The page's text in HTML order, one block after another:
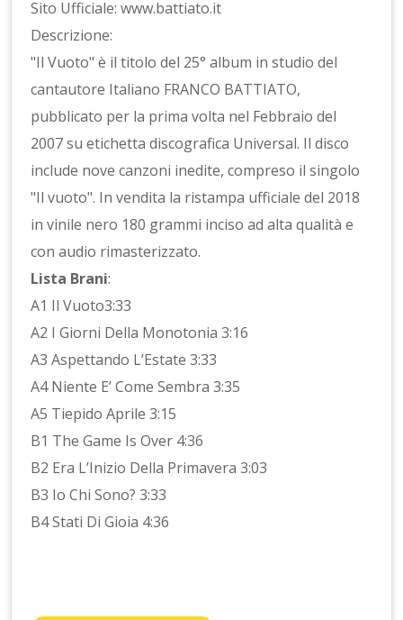
Sito Ufficiale: www.battiato.it
Descrizione:
"Il Vuoto" è il titolo del 25° album in studio del
cantautore Italiano FRANCO BATTIATO,
pubblicato per la prima volta nel Febbraio del
2007 su etichetta discografica Universal. Il disco
include nove canzoni inedite, compreso il singolo
"Il vuoto". In vendita la ristampa ufficiale del 2018
in vinile nero 180 grammi inciso ad alta qualità e
con audio rimasterizzato.
Lista Brani:
A1 Il Vuoto3:33
A2 I Giorni Della Monotonia 3:16
A3 Aspettando L’Estate 3:33
A4 Niente E’ Come Sembra 3:35
A5 Tiepido Aprile 3:15
B1 The Game Is Over 4:36
B2 Era L’Inizio Della Primavera 3:03
B3 Io Chi Sono? 3:33
B4 Stati Di Gioia 4:36